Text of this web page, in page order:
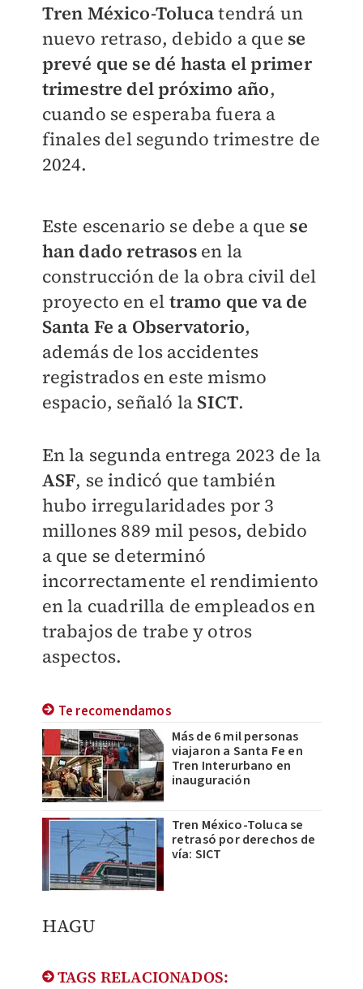
Tren México-Tolucatendrá un
nuevo retraso, debido a que se
prevé que se dé hasta el primer
trimestre del próximo año,
cuando se esperaba fuera a
finales del segundo trimestre de
2024.
Este escenario se debe a que se
han dado retrasos en la
construcción de la obra civil del
proyecto en el tramo que va de
Santa Fe a Observatorio,
además de los accidentes
registrados en este mismo
espacio, señaló la SICT.
En la segunda entrega 2023 de la
ASF, se indicó que también
hubo irregularidades por 3
millones 889 mil pesos, debido
a que se determinó
incorrectamente el rendimiento
en la cuadrilla de empleados en
trabajos de trabe y otros
aspectos.
Te recomendamos
Más de 6 mil personas
viajaron a Santa Fe en
Tren Interurbano en
inauguración
Tren México-Toluca se
retrasó por derechos de
vía: SICT
HAGU
TAGS RELACIONADOS: